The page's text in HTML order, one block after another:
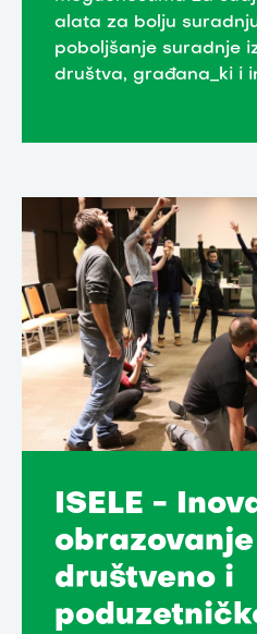
alata za bolju
poboljšanje suradnje
društva, građana_ki i
ISELE -
društveno i